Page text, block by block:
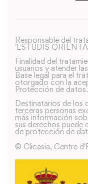
Responsable del
´ESTUDIS
Finalidad del
usuarios y atender
Base legal para el
otorgado con la
Protección de datos.
Destinatarios de los
terceras personas
más información
sus derechos
de protección de
© Clicasia, Centre